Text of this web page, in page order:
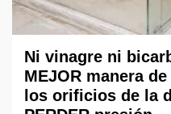
Ni vinagre ni
MEJOR manera
los orificios de la